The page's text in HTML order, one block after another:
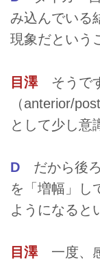
み込んでいる
現象だという
目澤そうです
（anterior/
として少し意
D だから後
を「増幅」し
ようになると
目澤一度、感